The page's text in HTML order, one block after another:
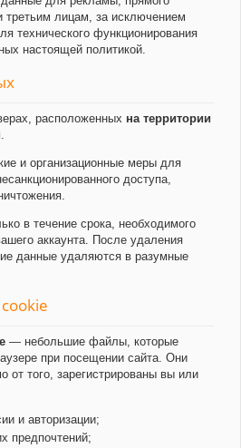
третьим лицам, за исключением
технического функционирования
настоящей политикой.
расположенных на территории
.
и организационные меры для
доступа,
в течение срока, необходимого
аккаунта. После удаления
данные удаляются в разумные
— небольшие файлы, которые
при посещении сайта. Они
от того, зарегистрированы вы или
и авторизации;
предпочтений;